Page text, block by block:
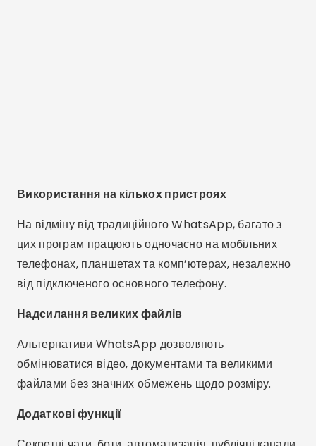
Використання на кількох пристроях
На відміну від традиційного WhatsApp, багато з
цих програм працюють одночасно на мобільних
телефонах, планшетах та комп’ютерах, незалежно
від підключеного основного телефону.
Надсилання великих файлів
Альтернативи WhatsApp дозволяють
обмінюватися відео, документами та великими
файлами без значних обмежень щодо розміру.
Додаткові функції